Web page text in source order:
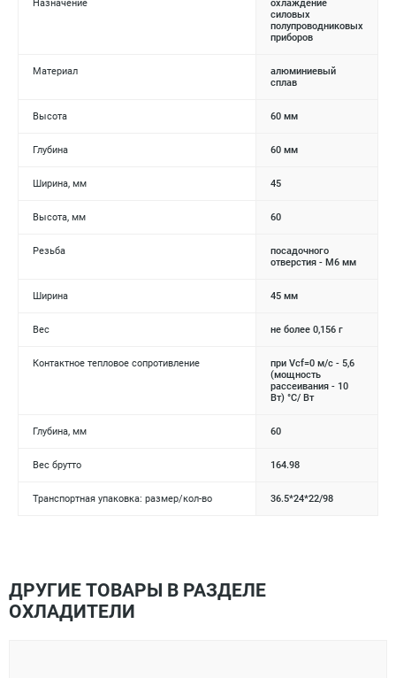
Назначение
охлаждение
силовых
полупроводниковых
приборов
Материал
алюминиевый
сплав
Высота 60 мм
Глубина 60 мм
Ширина, мм 45
Высота, мм 60
Резьба
посадочного
отверстия - М6 мм
Ширина 45 мм
Вес не более 0,156 г
Контактное тепловое сопротивление
при Vcf=0 м/c - 5,6
(мощность
рассеивания - 10
Вт) °С/ Вт
Глубина, мм 60
Вес брутто 164.98
Транспортная упаковка: размер/кол-во 36.5*24*22/98
ДРУГИЕ ТОВАРЫ В РАЗДЕЛЕ
ОХЛАДИТЕЛИ